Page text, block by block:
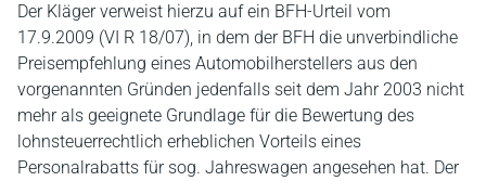
Der Kläger verweist hierzu auf ein BFH-Urteil vom
17.9.2009 (VI R 18/07), in dem der BFH die unverbindliche
Preisempfehlung eines Automobilherstellers aus den
vorgenannten Gründen jedenfalls seit dem Jahr 2003 nicht
mehr als geeignete Grundlage für die Bewertung des
lohnsteuerrechtlich erheblichen Vorteils eines
Personalrabatts für sog. Jahreswagen angesehen hat. Der